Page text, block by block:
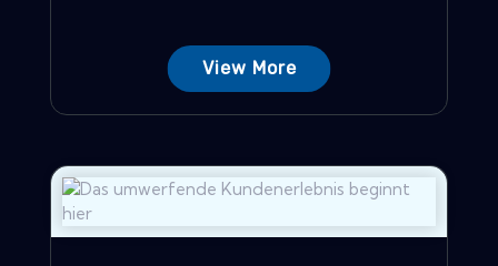
View More